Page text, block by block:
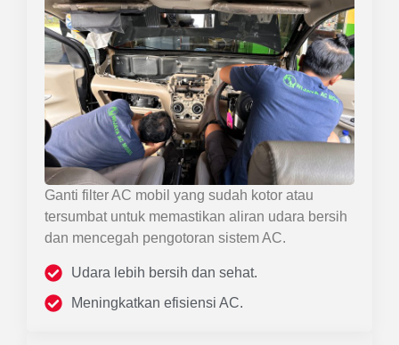
Ganti filter AC mobil yang sudah kotor atau
tersumbat untuk memastikan aliran udara bersih
dan mencegah pengotoran sistem AC.
Udara lebih bersih dan sehat.
Meningkatkan efisiensi AC.